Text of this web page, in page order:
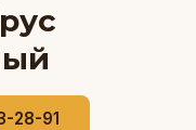
28-91